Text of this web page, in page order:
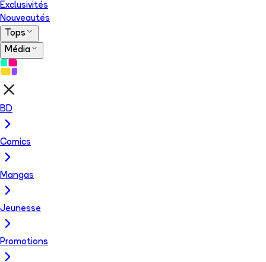
Exclusivités
Nouveautés
Tops
Média
BD
Comics
Mangas
Jeunesse
Promotions